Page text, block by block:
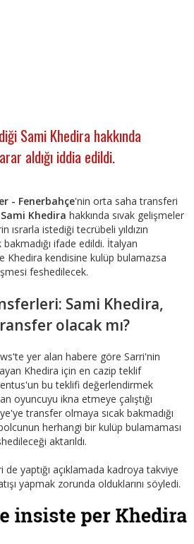
Sami Khedira hakkında
aldığı iddia edildi.
- Fenerbahçe'nin orta saha transferi
Sami Khedira hakkında sıvak gelişmeler
ısrarla istediği tecrübeli yıldızın
ifade edildi. İtalyan
Khedira kendisine kulüp bulamazsa
feshedilecek.
Sami Khedira,
olacak mı?
yer alan habere göre Sarri'nin
Khedira için en cazip teklif
bu teklifi değerlendirmek
oyuncuyu ikna etmeye çalıştığı
transfer olmaya sıcak bakmadığı
herhangi bir kulüp bulamaması
aktarıldı.
yaptığı açıklamada kadroya takviye
yapmak zorunda olduklarını söyledi.